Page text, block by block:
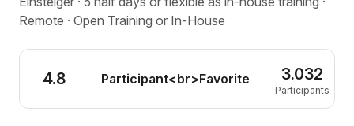
Remote · Open Training or In-House
4.8 Participant<br>Favorite 3.032
Participants